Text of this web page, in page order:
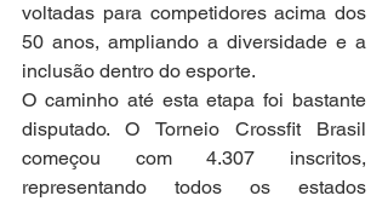
voltadas para competidores acima dos
50 anos, ampliando a diversidade e a
inclusão dentro do esporte.
O caminho até esta etapa foi bastante
disputado. O Torneio Crossfit Brasil
começou com 4.307 inscritos,
representando todos os estados